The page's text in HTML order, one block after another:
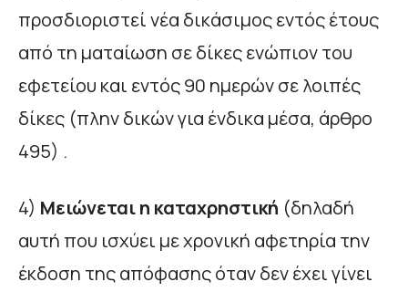
προσδιοριστεί νέα δικάσιμος εντός έτους
από τη ματαίωση σε δίκες ενώπιον του
εφετείου και εντός 90 ημερών σε λοιπές
δίκες (πλην δικών για ένδικα μέσα, άρθρο
495) .
4) Μειώνεται η καταχρηστική (δηλαδή
αυτή που ισχύει με χρονική αφετηρία την
έκδοση της απόφασης όταν δεν έχει γίνει